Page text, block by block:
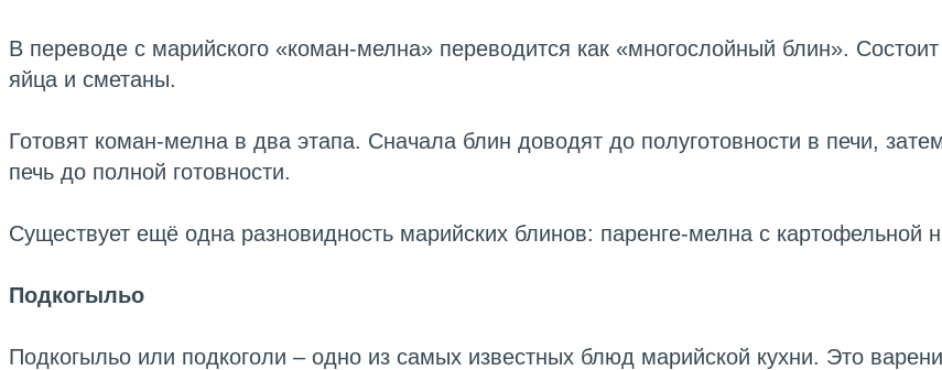
В переводе с марийского «коман-мелна» переводится как «многослойный блин».
яйца и сметаны.
Готовят коман-мелна в два этапа. Сначала блин доводят до полуготовности в печи,
печь до полной готовности.
Существует ещё одна разновидность марийских блинов: паренге-мелна с картофельной
Подкогыльо
Подкогыльо или подкоголи – одно из самых известных блюд марийской кухни. Это